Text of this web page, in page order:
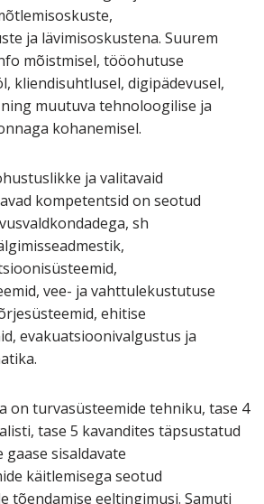
ja lävimisoskustena. Suurem
mõistmisel, tööohutuse
kliendisuhtlusel, digipädevusel,
muutuva tehnoloogilise ja
kohanemisel.
ja valitavaid
kompetentsid on seotud
sh
vee- ja vahttulekustutuse
ehitise
evakuatsioonivalgustus ja
on turvasüsteemide tehniku, tase 4
tase 5 kavandites täpsustatud
sisaldavate
käitlemisega seotud
tõendamise eeltingimusi. Samuti